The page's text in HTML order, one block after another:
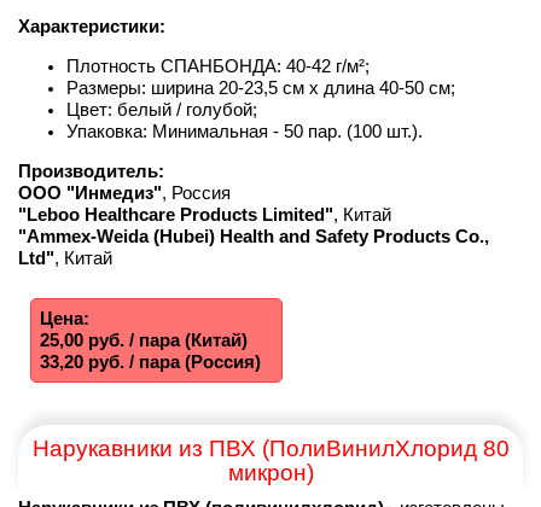
Характеристики:
Плотность СПАНБОНДА: 40-42 г/м²;
Размеры: ширина 20-23,5 см х длина 40-50 см;
Цвет: белый / голубой;
Упаковка: Минимальная - 50 пар. (100 шт.).
Производитель:
ООО "Инмедиз", Россия
"Leboo Healthcare Products Limited", Китай
"Ammex-Weida (Hubei) Health and Safety Products Co.,
Ltd", Китай
Цена:
25,00 руб. / пара (Китай)
33,20 руб. / пара (Россия)
Нарукавники из ПВХ (ПолиВинилХлорид 80
микрон)